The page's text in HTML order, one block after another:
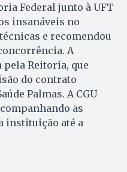
Federal junto à UFT
insanáveis no
e recomendou
A
Reitoria, que
do contrato
Palmas. A CGU
as
instituição até a